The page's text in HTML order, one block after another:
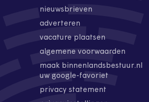
nieuwsbrieven
adverteren
vacature plaatsen
algemene voorwaarden
maak binnenlandsbestuur.nl
uw google-favoriet
privacy statement